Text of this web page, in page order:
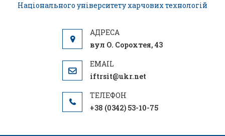
Національного університету харчових технологій
вул О. Сорохтея, 43
iftrsit@ukr.net
+38 (0342) 53-10-75